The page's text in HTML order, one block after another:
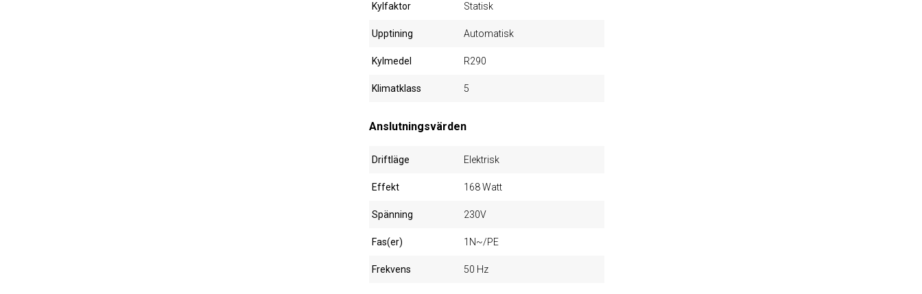
Kylfaktor Statisk
Upptining Automatisk
Kylmedel R290
Klimatklass 5
Anslutningsvärden
Driftläge Elektrisk
Effekt 168 Watt
Spänning 230V
Fas(er) 1N~/PE
Frekvens 50 Hz